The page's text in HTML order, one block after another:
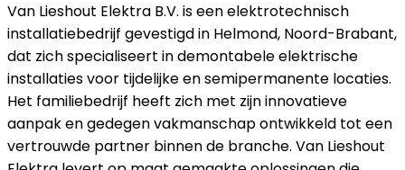
Van Lieshout Elektra B.V. is een elektrotechnisch
installatiebedrijf gevestigd in Helmond, Noord-Brabant,
dat zich specialiseert in demontabele elektrische
installaties voor tijdelijke en semipermanente locaties.
Het familiebedrijf heeft zich met zijn innovatieve
aanpak en gedegen vakmanschap ontwikkeld tot een
vertrouwde partner binnen de branche. Van Lieshout